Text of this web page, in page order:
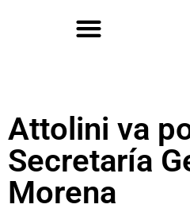
Attolini va
Secretaría
Morena